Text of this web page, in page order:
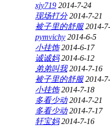
xjy719 2014-7-24
现场打分 2014-7-21
被子里的舒服 2014-
pymvichy 2014-6-5
小挂饰 2014-6-17
诚诚妈 2014-6-12
弟弟叫我 2014-7-16
被子里的舒服 2014-
小挂饰 2014-7-18
多看少动 2014-7-21
多看少动 2014-7-17
轩宝妈 2014-7-16